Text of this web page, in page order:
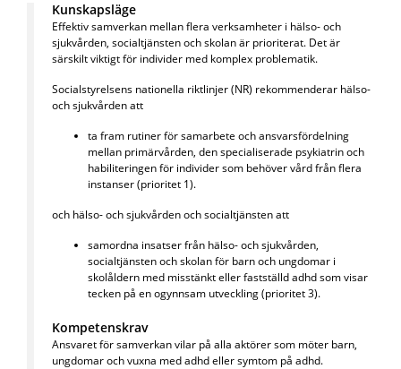
Kunskapsläge
Effektiv samverkan mellan flera verksamheter i hälso- och
sjukvården, socialtjänsten och skolan är prioriterat. Det är
särskilt viktigt för individer med komplex problematik.
Socialstyrelsens nationella riktlinjer (NR) rekommenderar hälso-
och sjukvården att
ta fram rutiner för samarbete och ansvarsfördelning
mellan primärvården, den specialiserade psykiatrin och
habiliteringen för individer som behöver vård från flera
instanser (prioritet 1).
och hälso- och sjukvården och socialtjänsten att
samordna insatser från hälso- och sjukvården,
socialtjänsten och skolan för barn och ungdomar i
skolåldern med misstänkt eller fastställd adhd som visar
tecken på en ogynnsam utveckling (prioritet 3).
Kompetenskrav
Ansvaret för samverkan vilar på alla aktörer som möter barn,
ungdomar och vuxna med adhd eller symtom på adhd.